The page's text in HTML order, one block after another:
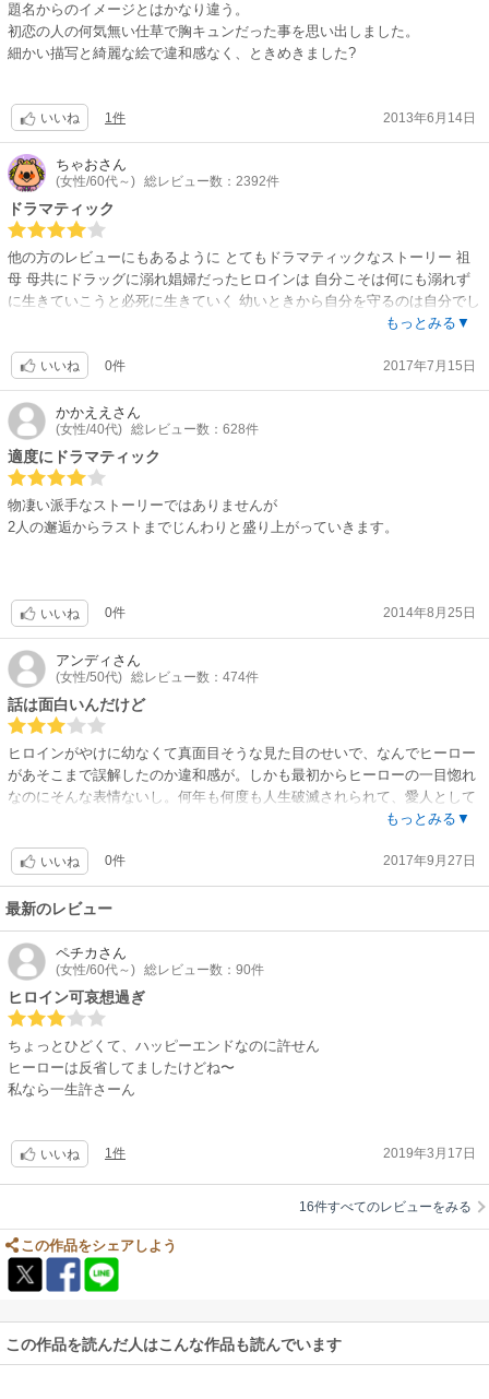
題名からのイメージとはかなり違う。
初恋の人の何気無い仕草で胸キュンだった事を思い出しました。
細かい描写と綺麗な絵で違和感なく、ときめきました?
いいね 1件 2013年6月14日
ちゃおさん
(女性/60代～) 総レビュー数：2392件
ドラマティック
他の方のレビューにもあるように とてもドラマティックなストーリー 祖
母 母共にドラッグに溺れ娼婦だったヒロインは 自分こそは何にも溺れず
に生きていこうと必死に生きていく 幼いときから自分を守るのは自分でし
かなかったヒロインは 若い頃は生意気で態度も悪い しかも 相手役のヒー
はハーレクインらしくハッピーエンドですが 過程をもう少し丁寧に描けて
いたらもっとよかった ページの関係でしょうが。
もっとみる▼
いいね 0件 2017年7月15日
かかええ さん
(女性/40代) 総レビュー数：628件
適度にドラマティック
物凄い派手なストーリーではありませんが
2人の邂逅からラストまでじんわりと盛り上がっていきます。
いいね 0件 2014年8月25日
アンディ さん
(女性/50代) 総レビュー数：474件
話は面白いんだけど
ヒロインがやけに幼なくて真面目そうな見た目のせいで、なんでヒーロー
があそこまで誤解したのか違和感が。しかも最初からヒーローの一目惚れ
なのにそんな表情ないし。何年も何度も人生破滅されられて、愛人として
連れまわされて。最後の方にヒロインが出てったシーンも余韻がないから
り。絵が綺麗で可愛らしいのにストーリーのまとめ方が惜しくてもったい
ない。
もっとみる▼
いいね 0件 2017年9月27日
最新のレビュー
ペチカ さん
(女性/60代～) 総レビュー数：90件
ヒロイン可哀想過ぎ
ちょっとひどくて、ハッピーエンドなのに許せん
ヒーローは反省してましたけどね〜
私なら一生許さーん
いいね 1件 2019年3月17日
16件すべてのレビューをみる
この作品をシェアしよう
この作品を読んだ人はこんな作品も読んでいます